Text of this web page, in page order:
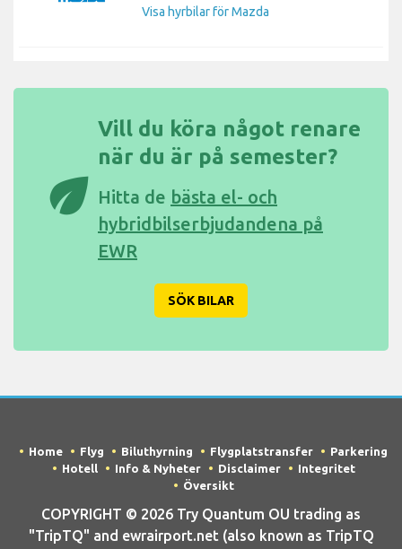
Visa hyrbilar för Mazda
eco
Vill du köra något renare
när du är på semester?
Hitta de bästa el- och
hybridbilserbjudandena på
EWR
SÖK BILAR
Home Flyg Biluthyrning Flygplatstransfer
Parkering
Hotell
Info & Nyheter Disclaimer
Integritet
Översikt
COPYRIGHT © 2026 Try Quantum OU trading as
"TripTQ" and ewrairport.net (also known as TripTQ